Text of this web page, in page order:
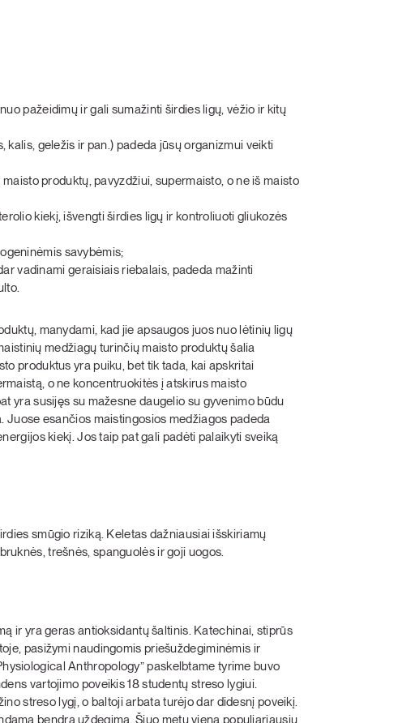
pažeidimų ir gali sumažinti širdies ligų, vėžio ir kitų
geležis ir pan.) padeda jūsų organizmui veikti
produktų, pavyzdžiui, supermaisto, o ne iš maisto
kiekį, išvengti širdies ligų ir kontroliuoti gliukozės
savybėmis;
vadinami geraisiais riebalais, padeda mažinti
manydami, kad jie apsaugos juos nuo lėtinių ligų
medžiagų turinčių maisto produktų šalia
produktus yra puiku, bet tik tada, kai apskritai
o ne koncentruokitės į atskirus maisto
yra susijęs su mažesne daugelio su gyvenimo būdu
esančios maistingosios medžiagos padeda
kiekį. Jos taip pat gali padėti palaikyti sveiką
smūgio riziką. Keletas dažniausiai išskiriamų
trešnės, spanguolės ir goji uogos.
ir yra geras antioksidantų šaltinis. Katechinai, stiprūs
pasižymi naudingomis priešuždegiminėmis ir
Anthropology” paskelbtame tyrime buvo
vartojimo poveikis 18 studentų streso lygiui.
streso lygį, o baltoji arbata turėjo dar didesnį poveikį.
bendrą uždegimą. Šiuo metu viena populiariausių